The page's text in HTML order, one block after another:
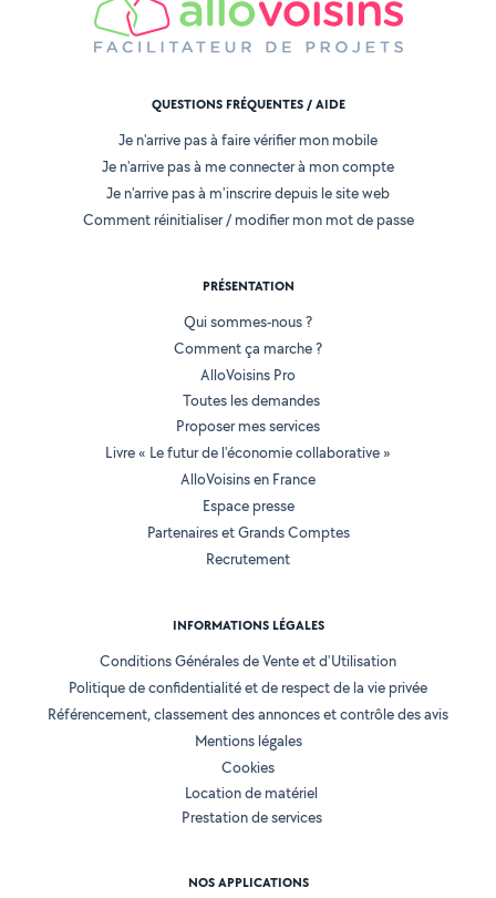
QUESTIONS FRÉQUENTES / AIDE
Je n'arrive pas à faire vérifier mon mobile
Je n'arrive pas à me connecter à mon compte
Je n'arrive pas à m'inscrire depuis le site web
Comment réinitialiser / modifier mon mot de passe
PRÉSENTATION
Qui sommes-nous ?
Comment ça marche ?
AlloVoisins Pro
Toutes les demandes
Proposer mes services
Livre « Le futur de l'économie collaborative »
AlloVoisins en France
Espace presse
Partenaires et Grands Comptes
Recrutement
INFORMATIONS LÉGALES
Conditions Générales de Vente et d'Utilisation
Politique de confidentialité et de respect de la vie privée
Référencement, classement des annonces et contrôle des avis
Mentions légales
Cookies
Location de matériel
Prestation de services
NOS APPLICATIONS